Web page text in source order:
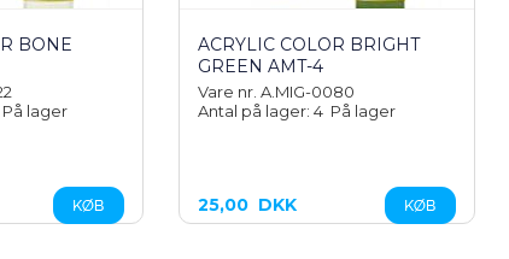
BONE
På lager
ACRYLIC COLOR BRIGHT
GREEN AMT-4
Vare nr. A.MIG-0080
Antal på lager: 4 På lager
25,00DKK